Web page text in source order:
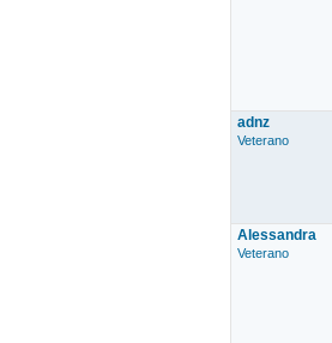
adnz
Veterano
Alessandra
Veterano